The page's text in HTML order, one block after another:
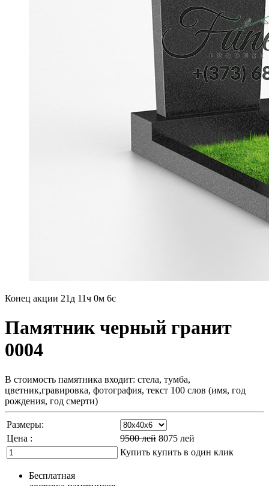
Конец акции 21д 11ч 0м 5с
Памятник черный гранит
0004
В стоимость памятника входит: стела, тумба,
цветник,гравировка, фотография, текст 100 слов (имя, год
рождения, год смерти)
Размеры:
Цена :
9500лей 8075 лей
Купить купить в один клик
Бесплатная